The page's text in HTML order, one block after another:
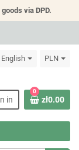
via DPD.
English PLN
in
0
zł0.00